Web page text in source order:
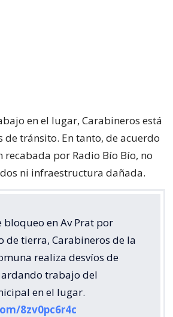
en el lugar, Carabineros está
de tránsito. En tanto, de acuerdo
por Radio Bío Bío, no
ni infraestructura dañada.
bloqueo en Av Prat por
de tierra, Carabineros de la
realiza desvíos de
trabajo del
en el lugar.
8zv0pc6r4c